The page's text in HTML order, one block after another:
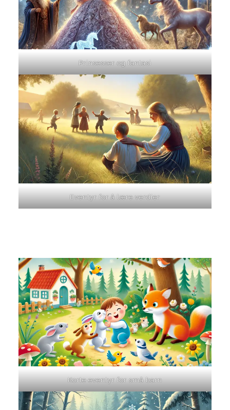
Prinsesser og fantasi
Eventyr for å lære verdier
Korte eventyr for små barn